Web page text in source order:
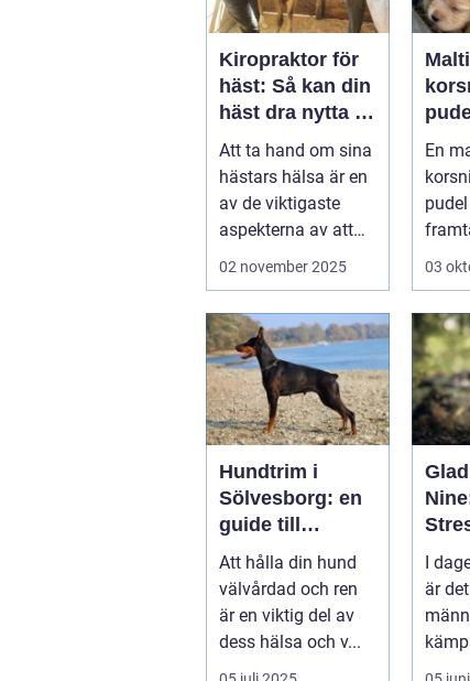
Kiropraktor för
häst: Så kan din
häst dra nytta av
behandling
Att ta hand om sina
hästars hälsa är en
av de viktigaste
aspekterna av att
vara h&aum...
02 november 2025
En
03
Hundtrim i
Sölvesborg: en
guide till
friskare och
gladare hundar
Att hålla din hund
välvårdad och ren
är en viktig del av
dess hälsa och v...
de
e
I
är
och